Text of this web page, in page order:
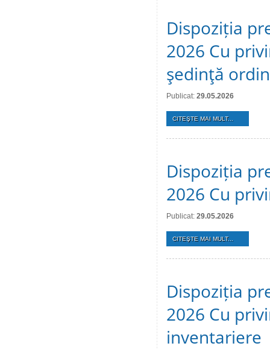
Dispoziția
2026 Cu
şedinţă
Publicat: 29.05.2026
CITEŞTE MAI MULT...
Dispoziția
2026 Cu
Publicat: 29.05.2026
CITEŞTE MAI MULT...
Dispoziția
2026 Cu
inventariere